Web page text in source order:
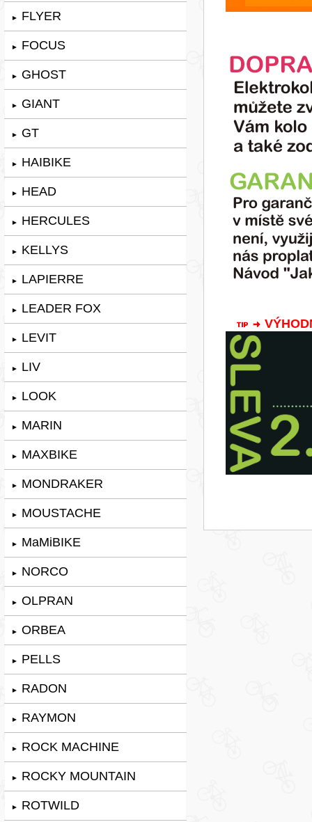
► FLYER
► FOCUS
► GHOST
► GIANT
► GT
► HAIBIKE
► HEAD
► HERCULES
► KELLYS
► LAPIERRE
► LEADER FOX
► LEVIT
► LIV
► LOOK
► MARIN
► MAXBIKE
► MONDRAKER
► MOUSTACHE
► MaMiBIKE
► NORCO
► OLPRAN
► ORBEA
► PELLS
► RADON
► RAYMON
► ROCK MACHINE
► ROCKY MOUNTAIN
► ROTWILD